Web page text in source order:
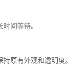
间等待。
原有外观和透明度。